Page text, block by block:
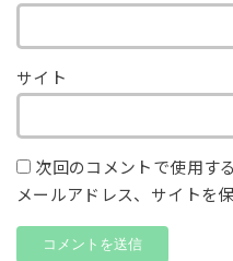
サイト
次回のコメントで使用す
メールアドレス、サイトを保